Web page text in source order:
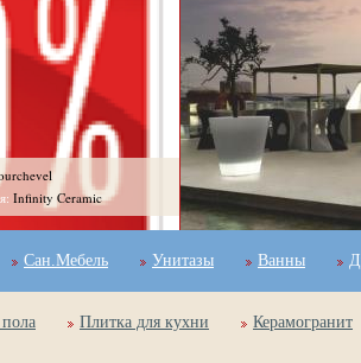
Infinity Ceramic
Сан.Мебель Унитазы Ванны
Плитка для кухни Керамогранит